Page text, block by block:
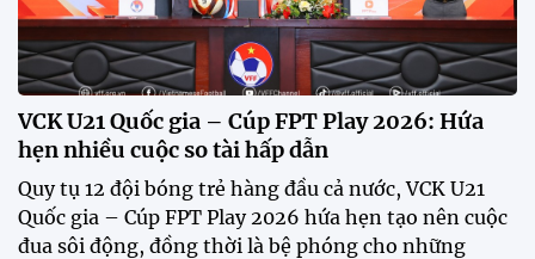
VCK U21 Quốc gia – Cúp FPT Play 2026: Hứa
hẹn nhiều cuộc so tài hấp dẫn
Quy tụ 12 đội bóng trẻ hàng đầu cả nước, VCK U21
Quốc gia – Cúp FPT Play 2026 hứa hẹn tạo nên cuộc
đua sôi động, đồng thời là bệ phóng cho những